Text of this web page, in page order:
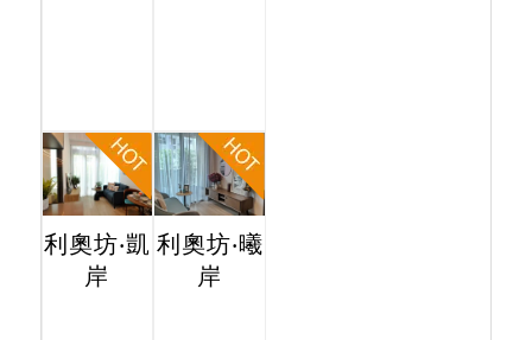
利奧坊‧凱
岸
利奧坊‧曦
岸